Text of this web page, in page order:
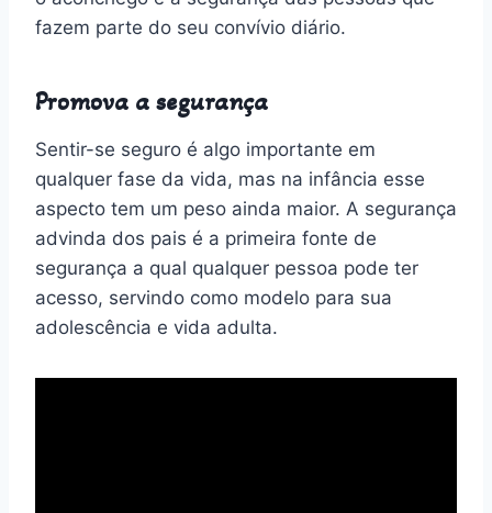
fazem parte do seu convívio diário.
Promova a segurança
Sentir-se seguro é algo importante em
qualquer fase da vida, mas na infância esse
aspecto tem um peso ainda maior. A segurança
advinda dos pais é a primeira fonte de
segurança a qual qualquer pessoa pode ter
acesso, servindo como modelo para sua
adolescência e vida adulta.